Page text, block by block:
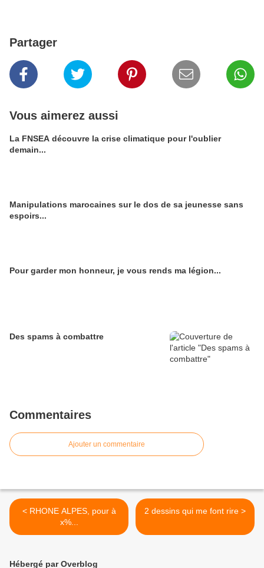
Partager
Vous aimerez aussi
La FNSEA découvre la crise climatique pour l'oublier
demain...
Manipulations marocaines sur le dos de sa jeunesse sans
espoirs...
Pour garder mon honneur, je vous rends ma légion...
Des spams à combattre
Commentaires
Ajouter un commentaire
< RHONE ALPES, pour à
x%...
2 dessins qui me font rire >
Hébergé par Overblog